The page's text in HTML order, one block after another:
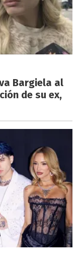
Bargiela al
de su ex,